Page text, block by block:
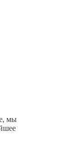
мы